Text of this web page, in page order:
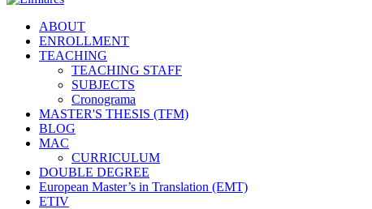
ABOUT
ENROLLMENT
TEACHING
TEACHING STAFF
SUBJECTS
Cronograma
MASTER'S THESIS (TFM)
BLOG
MAC
CURRICULUM
DOUBLE DEGREE
European Master’s in Translation (EMT)
ETIV